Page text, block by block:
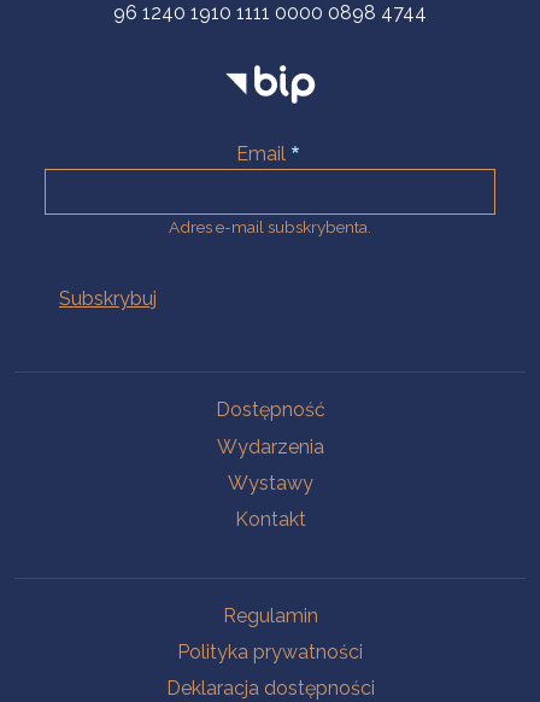
96 1240 1910 1111 0000 0898 4744
Email
Adres e-mail subskrybenta.
Dostępność
Wydarzenia
Wystawy
Kontakt
Regulamin
Polityka prywatności
Deklaracja dostępności